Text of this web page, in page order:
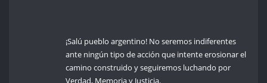
¡Salú pueblo argentino! No seremos indiferentes
ante ningún tipo de acción que intente erosionar el
camino construido y seguiremos luchando por